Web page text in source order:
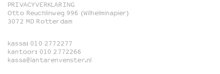
Film
Familie
Film in English
PRIVACYVERKLARING
Otto Reuchlinweg 996 (Wilhelminapier)
3072 MD Rotterdam
kassa: 010 2772277
kantoor: 010 2772266
kassa@lantarenvenster.nl